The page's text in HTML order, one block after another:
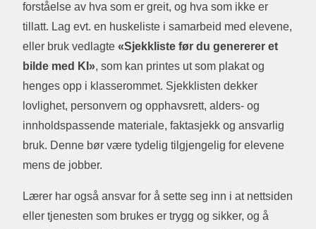
forståelse av hva som er greit, og hva som ikke er
tillatt. Lag evt. en huskeliste i samarbeid med elevene,
eller bruk vedlagte «Sjekkliste før du genererer et
bilde med KI», som kan printes ut som plakat og
henges opp i klasserommet. Sjekklisten dekker
lovlighet, personvern og opphavsrett, alders- og
innholdspassende materiale, faktasjekk og ansvarlig
bruk. Denne bør være tydelig tilgjengelig for elevene
mens de jobber.
Lærer har også ansvar for å sette seg inn i at nettsiden
eller tjenesten som brukes er trygg og sikker, og å